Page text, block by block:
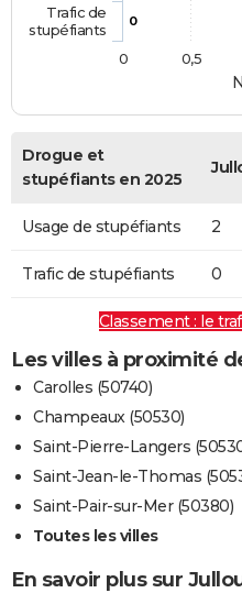
0
Trafic de
stupéfiants
0
0,5
Drogue et
stupéfiants en 2025
Usage de stupéfiants 2
Trafic de stupéfiants 0
Classement : le
Les villes à proximité
Carolles (50740)
Champeaux (50530)
Saint-Pierre-Langers
Saint-Jean-le-Thomas
Saint-Pair-sur-Mer (50380)
Toutes les villes
En savoir plus sur